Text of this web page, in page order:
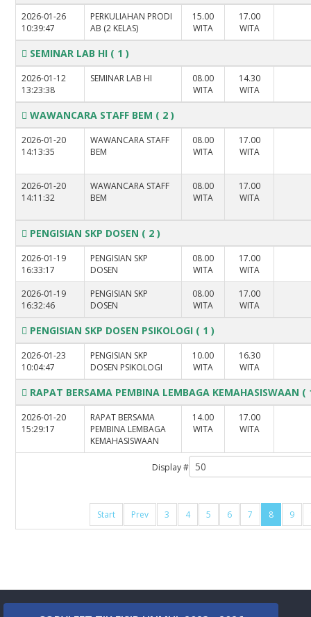
Display #
Start Prev 3 4 5 6 7 8 9
2026-01-26
10:39:47
PERKULIAHAN PRODI
AB (2 KELAS)
15.00
WITA
17.00
WITA
SEMINAR LAB HI ( 1 )
2026-01-12
13:23:38
SEMINAR LAB HI
08.00
WITA
14.30
WITA
WAWANCARA STAFF BEM ( 2 )
2026-01-20
14:13:35
WAWANCARA STAFF
BEM
08.00
WITA
17.00
WITA
2026-01-20
14:11:32
WAWANCARA STAFF
BEM
08.00
WITA
17.00
WITA
PENGISIAN SKP DOSEN ( 2 )
2026-01-19
16:33:17
PENGISIAN SKP
DOSEN
08.00
WITA
17.00
WITA
2026-01-19
16:32:46
PENGISIAN SKP
DOSEN
08.00
WITA
17.00
WITA
PENGISIAN SKP DOSEN PSIKOLOGI ( 1 )
2026-01-23
10:04:47
PENGISIAN SKP
DOSEN PSIKOLOGI
10.00
WITA
16.30
WITA
RAPAT BERSAMA PEMBINA LEMBAGA KEMAHASISWAAN (
2026-01-20
15:29:17
RAPAT BERSAMA
PEMBINA LEMBAGA
KEMAHASISWAAN
14.00
WITA
17.00
WITA